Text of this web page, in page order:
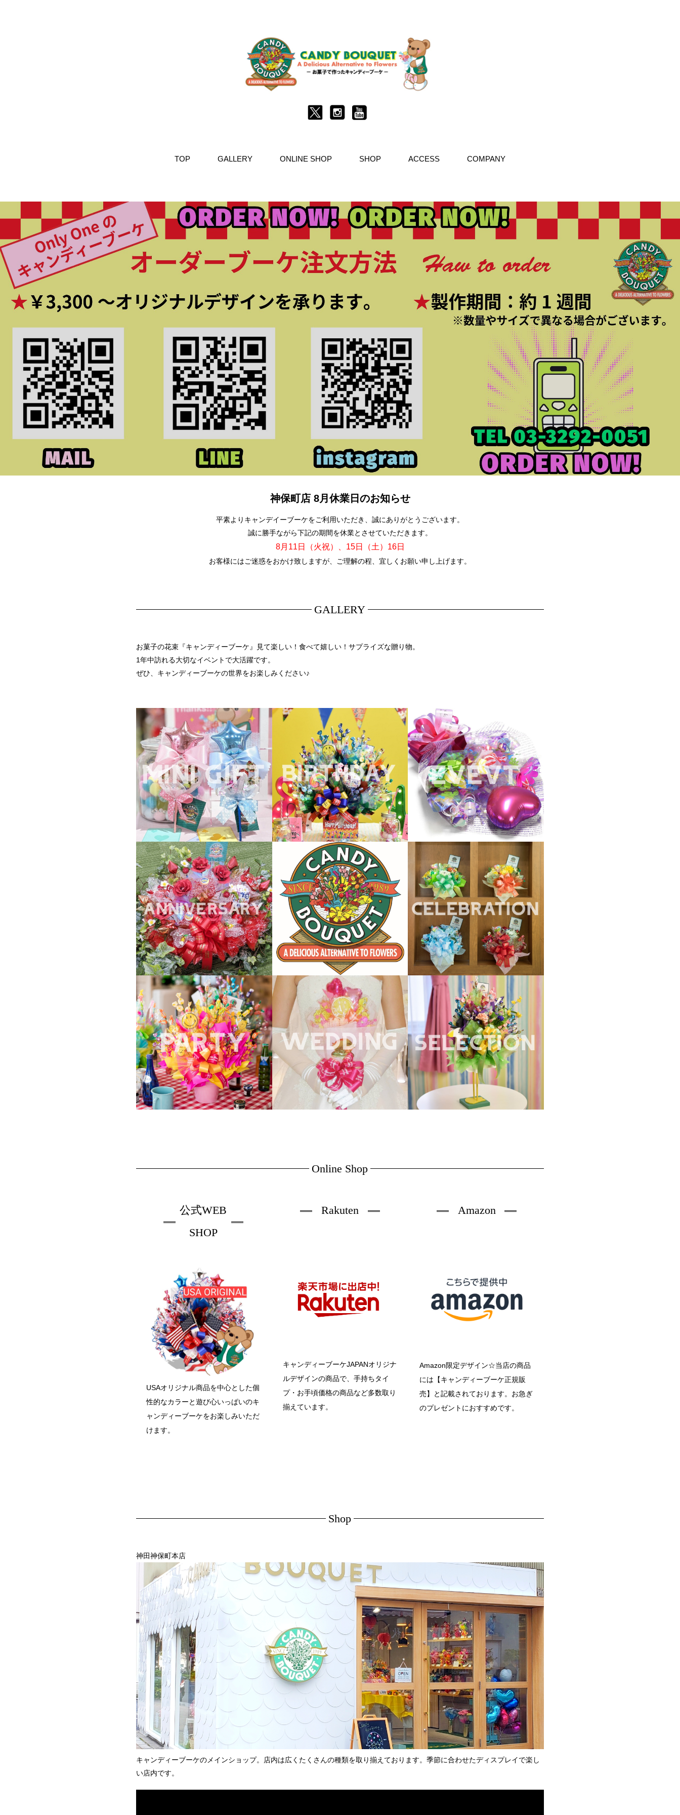
TOP GALLERY ONLINE SHOP SHOP ACCESS COMPANY
神保町店 8月休業日のお知らせ
平素よりキャンデイーブーケをご利用いただき、誠にありがとうございます。
誠に勝手ながら下記の期間を休業とさせていただきます。
8月11日（火祝）、15日（土）16日
お客様にはご迷惑をおかけ致しますが、ご理解の程、宜しくお願い申し上げます。
GALLERY
お菓子の花束『キャンディーブーケ』見て楽しい！食べて嬉しい！サプライズな贈り物。
1年中訪れる大切なイベントで大活躍です。
ぜひ、キャンディーブーケの世界をお楽しみください♪
Online Shop
公式WEB
SHOP
USAオリジナル商品を中心とした個
性的なカラーと遊び心いっぱいのキ
ャンディーブーケをお楽しみいただ
けます。
Rakuten
キャンディーブーケJAPANオリジナ
ルデザインの商品で、手持ちタイ
プ・お手頃価格の商品など多数取り
揃えています。
Amazon
Amazon限定デザイン☆当店の商品
には【キャンディーブーケ正規販
売】と記載されております。お急ぎ
のプレゼントにおすすめです。
Shop
神田神保町本店
キャンディーブーケのメインショップ。店内は広くたくさんの種類を取り揃えております。季節に合わせたディスプレイで楽し
い店内です。